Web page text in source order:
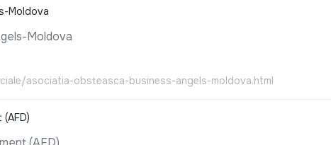
Moldova
Moldova
asociatia-obsteasca-business-angels-moldova.html